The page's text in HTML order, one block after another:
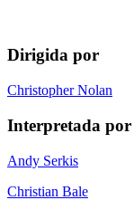
Dirigida por
Christopher Nolan
Interpretada por
Andy Serkis
Christian Bale